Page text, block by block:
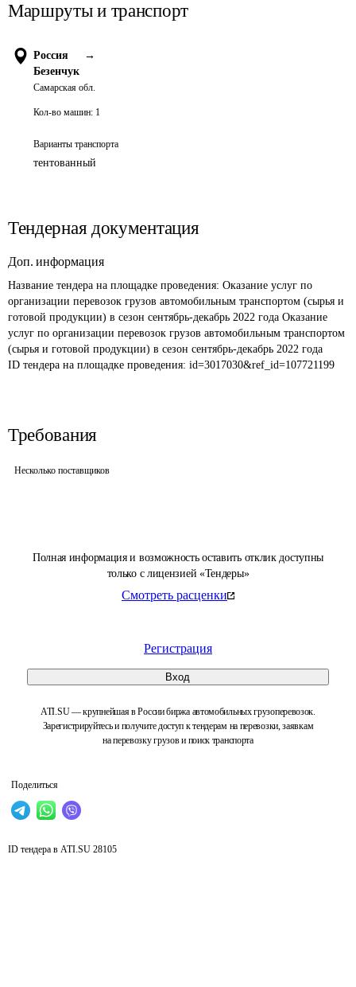
Полная информация и возможность оставить отклик доступны
только с лицензией «Тендеры»
Смотреть расценки
Регистрация
Вход
ATI.SU — крупнейшая в России биржа автомобильных грузоперевозок.
Зарегистрируйтесь и получите доступ к тендерам на перевозки, заявкам
на перевозку грузов и поиск транспорта
Поделиться
Маршруты и транспорт
Россия
→
Безенчук
Самарская обл.
Кол-во машин: 1
Варианты транспорта
тентованный
Тендерная документация
Доп. информация
Название тендера на площадке проведения: Оказание услуг по
организации перевозок грузов автомобильным транспортом (сырья и
готовой продукции) в сезон сентябрь-декабрь 2022 года Оказание
услуг по организации перевозок грузов автомобильным транспортом
(сырья и готовой продукции) в сезон сентябрь-декабрь 2022 года
ID тендера на площадке проведения: id=3017030&ref_id=107721199
Требования
Несколько поставщиков
ID тендера в ATI.SU 28105